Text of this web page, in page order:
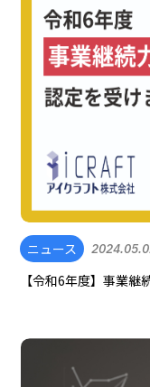
ニュース
【令和6年度】事業継